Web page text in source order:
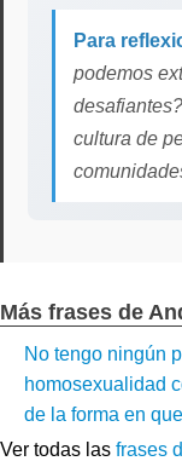
Para
podemos
cultura de
Más frases de
No tengo ningún
homosexualidad
de la forma en
Ver todas las frases